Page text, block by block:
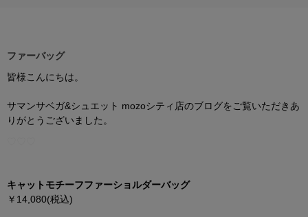
ファーバッグ
皆様こんにちは。
サマンサベガ&シュエット mozoシティ店のブログをご覧いただきあ
りがとうございました。
キャットモチーフファーショルダーバッグ
￥ 14,080(税込)